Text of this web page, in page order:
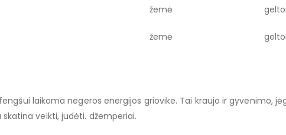
žemė
žemė
laikoma negeros energijos griovike. Tai kraujo ir gyvenimo,
veikti, judėti. džemperiai.